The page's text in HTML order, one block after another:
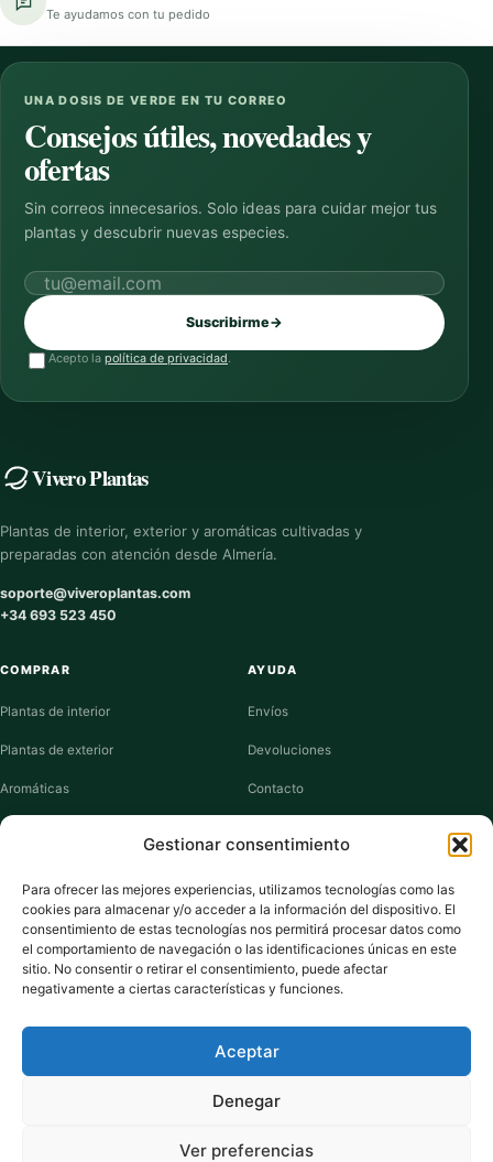
Gestionar consentimiento
Para ofrecer las mejores experiencias, utilizamos tecnologías como las
cookies para almacenar y/o acceder a la información del dispositivo. El
consentimiento de estas tecnologías nos permitirá procesar datos como
el comportamiento de navegación o las identificaciones únicas en este
sitio. No consentir o retirar el consentimiento, puede afectar
negativamente a ciertas características y funciones.
Aceptar
Denegar
Ver preferencias
Te ayudamos con tu pedido
UNA DOSIS DE VERDE EN TU CORREO
Consejos útiles, novedades y
ofertas
Sin correos innecesarios. Solo ideas para cuidar mejor tus
plantas y descubrir nuevas especies.
Correo electrónico
Suscribirme→
Acepto la política de privacidad.
Vivero Plantas
Plantas de interior, exterior y aromáticas cultivadas y
preparadas con atención desde Almería.
soporte@viveroplantas.com
+34 693 523 450
COMPRAR
Plantas de interior
Plantas de exterior
Aromáticas
Suculentas
AYUDA
Envíos
Devoluciones
Contacto
VIVERO PLANTAS
Sobre nosotros
Puntos y recompensas
Cookies